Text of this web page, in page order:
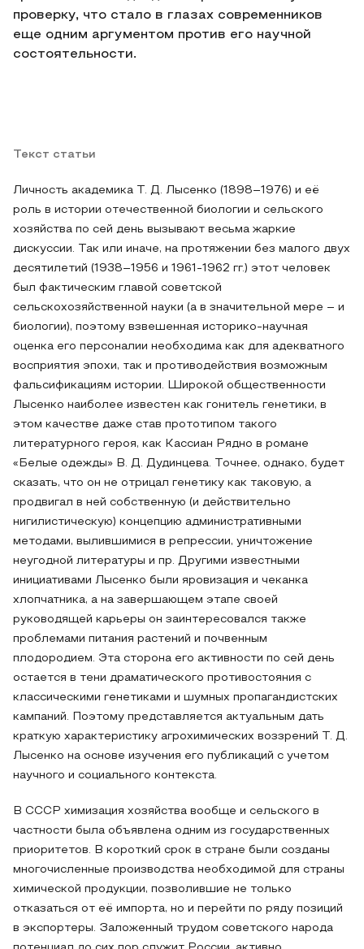
проверку, что стало в глазах современников
еще одним аргументом против его научной
состоятельности.
Текст статьи
Личность академика Т. Д. Лысенко (1898–1976) и её
роль в истории отечественной биологии и сельского
хозяйства по сей день вызывают весьма жаркие
дискуссии. Так или иначе, на протяжении без малого двух
десятилетий (1938–1956 и 1961-1962 гг.) этот человек
был фактическим главой советской
сельскохозяйственной науки (а в значительной мере – и
биологии), поэтому взвешенная историко-научная
оценка его персоналии необходима как для адекватного
восприятия эпохи, так и противодействия возможным
фальсификациям истории. Широкой общественности
Лысенко наиболее известен как гонитель генетики, в
этом качестве даже став прототипом такого
литературного героя, как Кассиан Рядно в романе
«Белые одежды» В. Д. Дудинцева. Точнее, однако, будет
сказать, что он не отрицал генетику как таковую, а
продвигал в ней собственную (и действительно
нигилистическую) концепцию административными
методами, вылившимися в репрессии, уничтожение
неугодной литературы и пр. Другими известными
инициативами Лысенко были яровизация и чеканка
хлопчатника, а на завершающем этапе своей
руководящей карьеры он заинтересовался также
проблемами питания растений и почвенным
плодородием. Эта сторона его активности по сей день
остается в тени драматического противостояния с
классическими генетиками и шумных пропагандистских
кампаний. Поэтому представляется актуальным дать
краткую характеристику агрохимических воззрений Т. Д.
Лысенко на основе изучения его публикаций с учетом
научного и социального контекста.
В СССР химизация хозяйства вообще и сельского в
частности была объявлена одним из государственных
приоритетов. В короткий срок в стране были созданы
многочисленные производства необходимой для страны
химической продукции, позволившие не только
отказаться от её импорта, но и перейти по ряду позиций
в экспортеры. Заложенный трудом советского народа